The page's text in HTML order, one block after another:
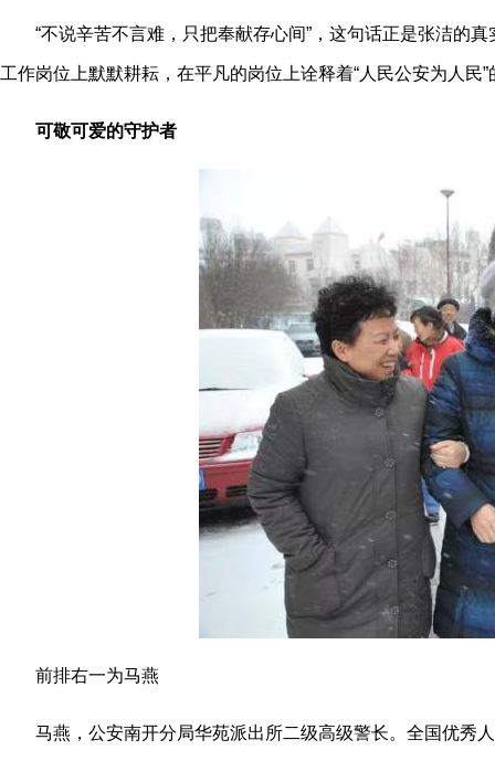
“不说辛苦不言难，只把奉献存心间”，这句话正是张洁的真
工作岗位上默默耕耘，在平凡的岗位上诠释着“人民公安为人民
可敬可爱的守护者
前排右一为马燕
马燕，公安南开分局华苑派出所二级高级警长。全国优秀人